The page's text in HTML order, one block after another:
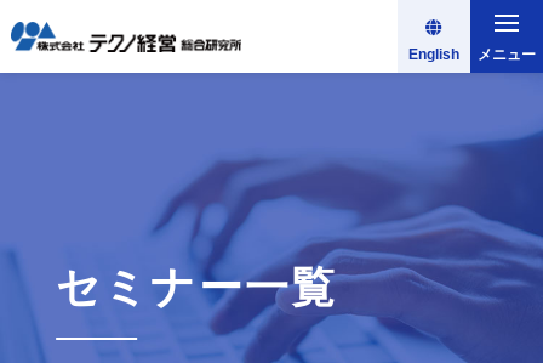
English メニュー
セミナー一覧